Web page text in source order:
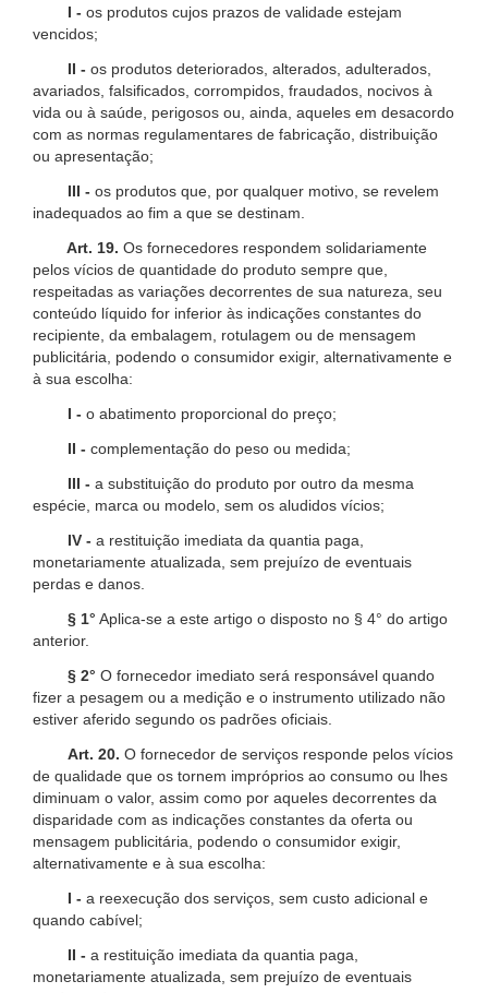
I - os produtos cujos prazos de validade estejam
vencidos;
II - os produtos deteriorados, alterados, adulterados,
avariados, falsificados, corrompidos, fraudados, nocivos à
vida ou à saúde, perigosos ou, ainda, aqueles em desacordo
com as normas regulamentares de fabricação, distribuição
ou apresentação;
III - os produtos que, por qualquer motivo, se revelem
inadequados ao fim a que se destinam.
Art. 19. Os fornecedores respondem solidariamente
pelos vícios de quantidade do produto sempre que,
respeitadas as variações decorrentes de sua natureza, seu
conteúdo líquido for inferior às indicações constantes do
recipiente, da embalagem, rotulagem ou de mensagem
publicitária, podendo o consumidor exigir, alternativamente e
à sua escolha:
I - o abatimento proporcional do preço;
II - complementação do peso ou medida;
III - a substituição do produto por outro da mesma
espécie, marca ou modelo, sem os aludidos vícios;
IV - a restituição imediata da quantia paga,
monetariamente atualizada, sem prejuízo de eventuais
perdas e danos.
§ 1° Aplica-se a este artigo o disposto no § 4° do artigo
anterior.
§ 2° O fornecedor imediato será responsável quando
fizer a pesagem ou a medição e o instrumento utilizado não
estiver aferido segundo os padrões oficiais.
Art. 20. O fornecedor de serviços responde pelos vícios
de qualidade que os tornem impróprios ao consumo ou lhes
diminuam o valor, assim como por aqueles decorrentes da
disparidade com as indicações constantes da oferta ou
mensagem publicitária, podendo o consumidor exigir,
alternativamente e à sua escolha:
I - a reexecução dos serviços, sem custo adicional e
quando cabível;
II - a restituição imediata da quantia paga,
monetariamente atualizada, sem prejuízo de eventuais